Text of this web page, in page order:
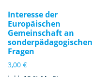
Interesse der
Europäischen
Gemeinschaft an
sonderpädagogischen
Fragen
3,00 €